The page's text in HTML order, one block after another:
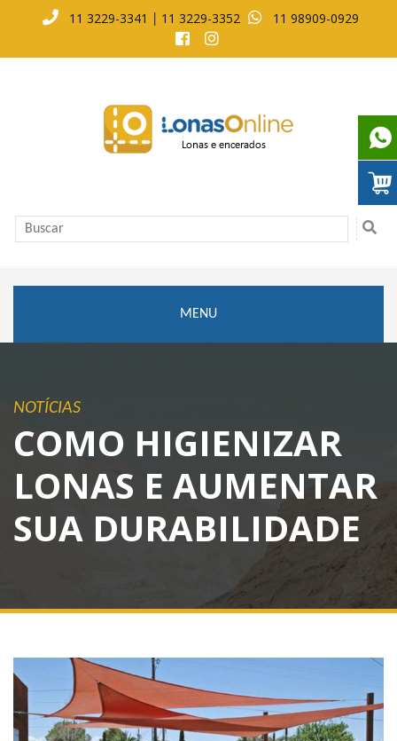
11 3229-3341 11 3229-3352 11 98909-0929
MENU
NOTÍCIAS
COMO HIGIENIZAR
LONAS E AUMENTAR
SUA DURABILIDADE